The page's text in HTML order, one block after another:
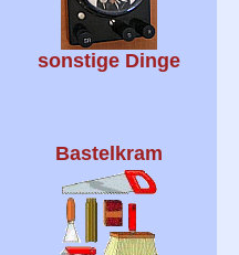
sonstige Dinge
Bastelkram